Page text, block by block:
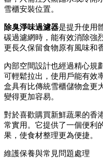
雪櫃安裝位置。
除臭淨味過濾器是提升使用
碳過濾網時，能有效消除強
更長久保留食物原有風味和
內部空間設計也經過精心規
可輕鬆拉出，使用戶能有效
盒具有比傳統雪櫃儲物盒更
變得更加容易。
對於喜歡購買新鮮蔬果的香
常實用。它提供了一個便利
果，使食材整理更為便捷。
維護保養與常見問題處理